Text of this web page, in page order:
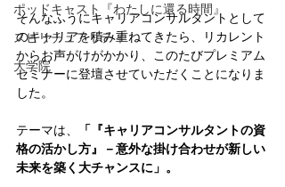
ポッドキャスト『わたしに還る時間』
スピリチュアリティ
大学院
そんなふうにキャリアコンサルタントとして
のキャリアを積み重ねてきたら、リカレント
からお声がけがかかり、このたびプレミアム
セミナーに登壇させていただくことになりま
した。
テーマは、
「『キャリアコンサルタントの資
格の活かし方』－意外な掛け合わせが新しい
未来を築く大チャンスに」。